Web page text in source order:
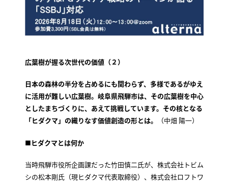
広葉樹が握る次世代の価値（２）
日本の森林の半分を占めるにも関わらず、多様であるがゆえ
に活用が難しい広葉樹。岐阜県飛騨市は、その広葉樹を中心
としたまちづくりに、あえて挑戦しています。その核となる
「ヒダクマ」の織りなす価値創造の形とは。
（中畑 陽一）
■ヒダクマとは何か
当時飛騨市役所企画課だった竹田慎二氏が、株式会社トビム
シの松本剛氏（現ヒダクマ代表取締役）、株式会社ロフトワ